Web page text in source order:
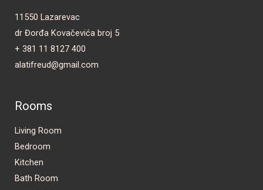
11550 Lazarevac
dr Đorđa Kovačevića broj 5
+ 381 11 8127 400
alatifreud@gmail.com
Rooms
Living Room
Bedroom
Kitchen
Bath Room